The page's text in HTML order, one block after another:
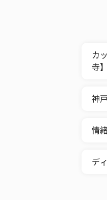
カ
寺】
神
情
デ